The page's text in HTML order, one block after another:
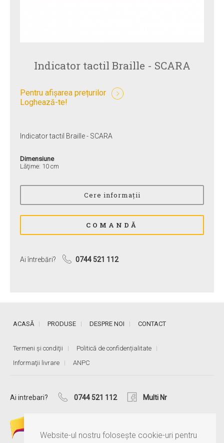
Website-ul nostru folosește cookie-uri pentru
Indicator tactil Braille - SCARA
Pentru afișarea prețurilor
Loghează-te!
Indicator tactil Braille - SCARA
Dimensiune
Lăţime: 10 cm
Ai întrebări? 0744 521 112
ACASĂ PRODUSE DESPRE NOI CONTACT
Termeni și condiţii
Politică de confidențialitate
Informaţii livrare
ANPC
Ai intrebari? 0744 521 112 Multi Nr